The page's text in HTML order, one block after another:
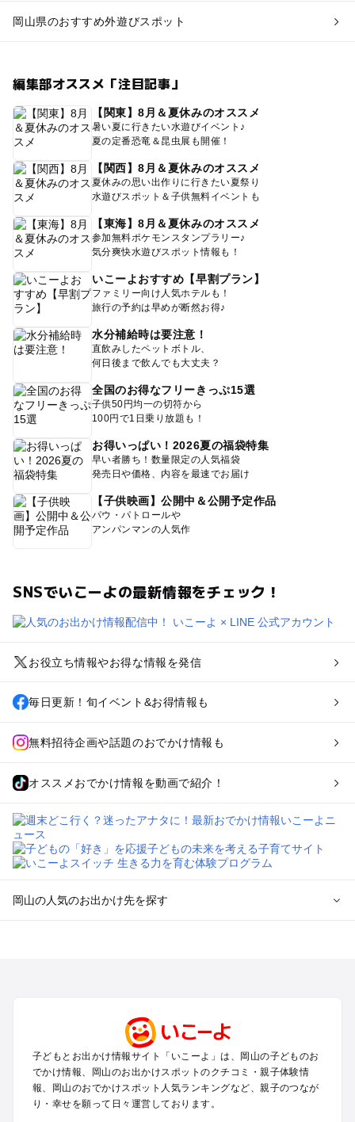
岡山県のおすすめ外遊びスポット
編集部オススメ「注目記事」
【関東】8月＆夏休みのオススメ
暑い夏に行きたい水遊びイベント♪
夏の定番恐竜＆昆虫展も開催！
【関西】8月＆夏休みのオススメ
夏休みの思い出作りに行きたい夏祭り
水遊びスポット＆子供無料イベントも
【東海】8月＆夏休みのオススメ
参加無料ポケモンスタンプラリー♪
気分爽快水遊びスポット情報も！
いこーよおすすめ【早割プラン】
ファミリー向け人気ホテルも！
旅行の予約は早めが断然お得♪
水分補給時は要注意！
直飲みしたペットボトル、
何日後まで飲んでも大丈夫？
全国のお得なフリーきっぷ15選
子供50円均一の切符から
100円で1日乗り放題も！
お得いっぱい！2026夏の福袋特集
早い者勝ち！数量限定の人気福袋
発売日や価格、内容を最速でお届け
【子供映画】公開中＆公開予定作品
パウ・パトロールや
アンパンマンの人気作
SNSでいこーよの最新情報をチェック！
お役立ち情報やお得な情報を発信
毎日更新！旬イベント&お得情報も
無料招待企画や話題のおでかけ情報も
オススメおでかけ情報を動画で紹介！
岡山の人気のお出かけ先を探す
高梁・新見・吉備高原のプールお出かけ
岡山の定番お出かけスポット
岡山の遊園地
岡山の動物園
子どもとお出かけ情報サイト「いこーよ」は、岡山の子どものお
でかけ情報、岡山のお出かけスポットのクチコミ・親子体験情
報、岡山のおでかけスポット人気ランキングなど、親子のつなが
り・幸せを願って日々運営しております。